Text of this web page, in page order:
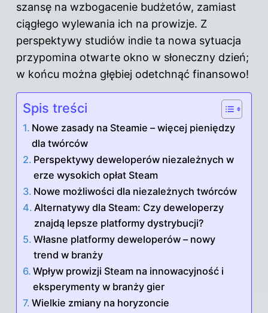
szansę na wzbogacenie budżetów, zamiast
ciągłego wylewania ich na prowizje. Z
perspektywy studiów indie ta nowa sytuacja
przypomina otwarte okno w słoneczny dzień;
w końcu można głębiej odetchnąć finansowo!
Spis treści
Nowe zasady na Steamie – więcej pieniędzy
dla twórców
Perspektywy deweloperów niezależnych w
erze wysokich opłat Steam
Nowe możliwości dla niezależnych twórców
Alternatywy dla Steam: Czy deweloperzy
znajdą lepsze platformy dystrybucji?
Własne platformy deweloperów – nowy
trend w branży
Wpływ prowizji Steam na innowacyjność i
eksperymenty w branży gier
Wielkie zmiany na horyzoncie